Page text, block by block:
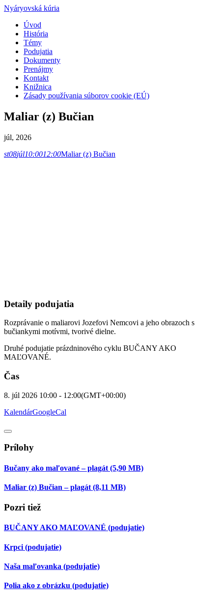
Nyáryovská kúria
Úvod
História
Témy
Podujatia
Dokumenty
Prenájmy
Kontakt
Knižnica
Zásady používania súborov cookie (EÚ)
Maliar (z) Bučian
júl, 2026
st08júl10:0012:00Maliar (z) Bučian
Detaily podujatia
Rozprávanie o maliarovi Jozefovi Nemcovi a jeho obrazoch s
bučiankymi motívmi, tvorivé dielne.
Druhé podujatie prázdninového cyklu BUČANY AKO
MAĽOVANÉ.
Čas
8. júl 2026 10:00 - 12:00(GMT+00:00)
KalendárGoogleCal
Prílohy
Bučany ako maľované – plagát (5,90 MB)
Maliar (z) Bučian – plagát (8,11 MB)
Pozri tiež
BUČANY AKO MAĽOVANÉ (podujatie)
Krpci (podujatie)
Naša maľovanka (podujatie)
Polia ako z obrázku (podujatie)